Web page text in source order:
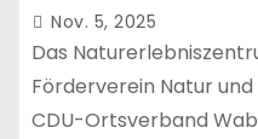
Nov. 5, 2025
Das
Förderverein Natur
CDU-Ortsverband